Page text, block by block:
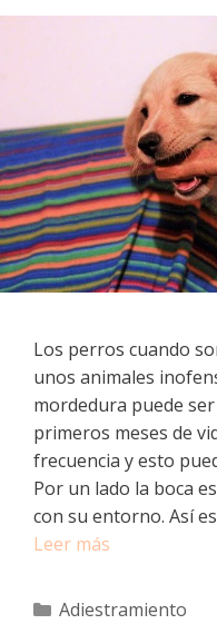
Los perros cuando
unos animales
mordedura puede
primeros meses de
frecuencia y esto
Por un lado la boca
con su entorno. Así
Leer más
Categorías
Adiestramiento